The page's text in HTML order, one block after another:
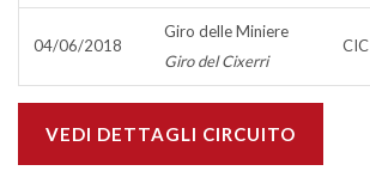
04/06/2018
Giro delle Miniere
Giro del Cixerri
CIC
VEDI DETTAGLI CIRCUITO